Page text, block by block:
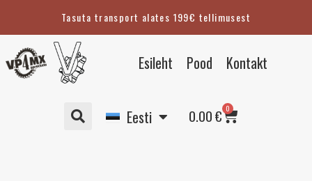
content
Tasuta transport alates 199€ tellimusest
Esileht Pood Kontakt
Eesti
Suomi
Deutsch
0.00€ 0
Cart